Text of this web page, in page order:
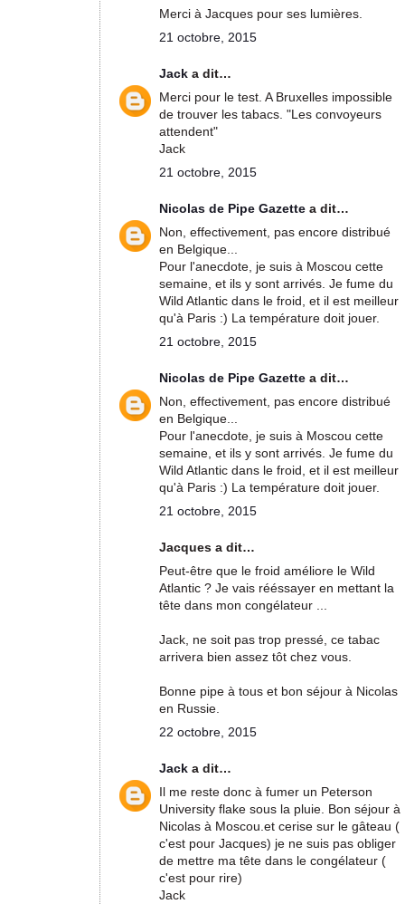
Merci à Jacques pour ses lumières.
21 octobre, 2015
Jack a dit…
Merci pour le test. A Bruxelles impossible
de trouver les tabacs. "Les convoyeurs
attendent"
Jack
21 octobre, 2015
Nicolas de Pipe Gazette a dit…
Non, effectivement, pas encore distribué
en Belgique...
Pour l'anecdote, je suis à Moscou cette
semaine, et ils y sont arrivés. Je fume du
Wild Atlantic dans le froid, et il est meilleur
qu'à Paris :) La température doit jouer.
21 octobre, 2015
Nicolas de Pipe Gazette a dit…
Non, effectivement, pas encore distribué
en Belgique...
Pour l'anecdote, je suis à Moscou cette
semaine, et ils y sont arrivés. Je fume du
Wild Atlantic dans le froid, et il est meilleur
qu'à Paris :) La température doit jouer.
21 octobre, 2015
Jacques a dit…
Peut-être que le froid améliore le Wild
Atlantic ? Je vais rééssayer en mettant la
tête dans mon congélateur ...
Jack, ne soit pas trop pressé, ce tabac
arrivera bien assez tôt chez vous.
Bonne pipe à tous et bon séjour à Nicolas
en Russie.
22 octobre, 2015
Jack a dit…
Il me reste donc à fumer un Peterson
University flake sous la pluie. Bon séjour à
Nicolas à Moscou.et cerise sur le gâteau (
c'est pour Jacques) je ne suis pas obliger
de mettre ma tête dans le congélateur (
c'est pour rire)
Jack